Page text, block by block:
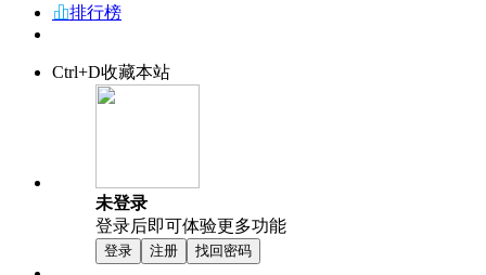
排行榜
Ctrl+D收藏本站
未登录
登录后即可体验更多功能
登录 注册 找回密码